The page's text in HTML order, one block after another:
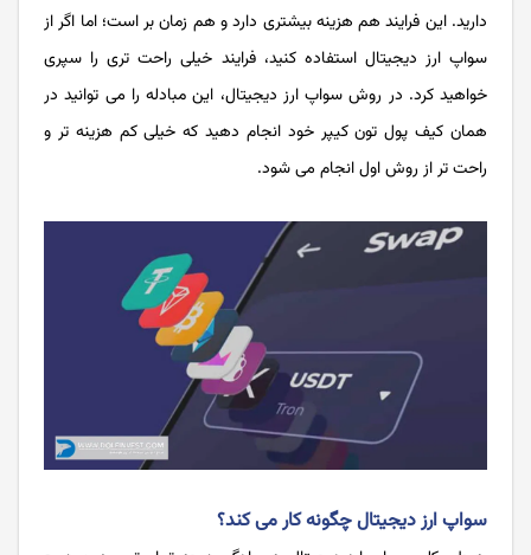
دارید. این فرایند هم هزینه بیشتری دارد و هم زمان بر است؛ اما اگر از
سواپ ارز دیجیتال استفاده کنید، فرایند خیلی راحت تری را سپری
خواهید کرد. در روش سواپ ارز دیجیتال، این مبادله را می توانید در
همان کیف پول تون کیپر خود انجام دهید که خیلی کم هزینه تر و
راحت تر از روش اول انجام می شود.
سواپ ارز دیجیتال چگونه کار می کند؟